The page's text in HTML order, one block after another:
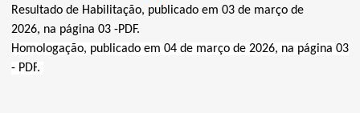
Resultado de Habilitação, publicado em 03 de março de
2026, na página 03 -PDF.
Homologação, publicado em 04 de março de 2026, na página 03
- PDF.